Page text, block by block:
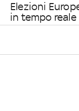
Elezioni
in tempo reale